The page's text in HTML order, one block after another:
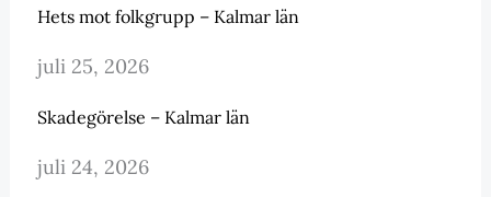
Hets mot folkgrupp – Kalmar län
juli 25, 2026
Skadegörelse – Kalmar län
juli 24, 2026